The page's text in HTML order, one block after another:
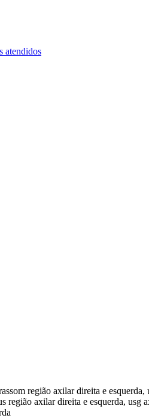
atendidos
região axilar direita e
axilar direita e esquerda,